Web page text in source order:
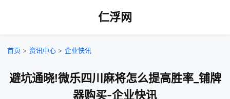
仁浮网
首页 > 资讯中心 > 企业快讯
避坑通晓!微乐四川麻将怎么提高胜率_铺牌
器购买-企业快讯